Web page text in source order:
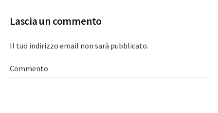
Lascia un commento
Il tuo indirizzo email non sarà pubblicato.
Commento